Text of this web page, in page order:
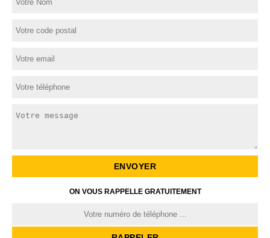
ON VOUS RAPPELLE GRATUITEMENT